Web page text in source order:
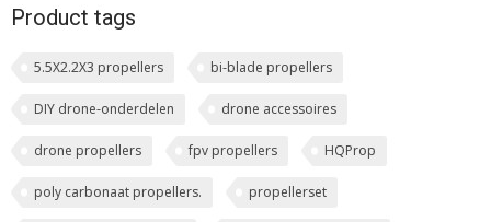
Product tags
5.5X2.2X3 propellers bi-blade propellers
DIY drone-onderdelen drone accessoires
drone propellers fpv propellers HQProp
poly carbonaat propellers. propellerset